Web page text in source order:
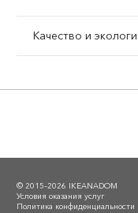
Качество и
© 2015–2026 IKEANADOM
Условия оказания услуг
Политика конфиденциальности